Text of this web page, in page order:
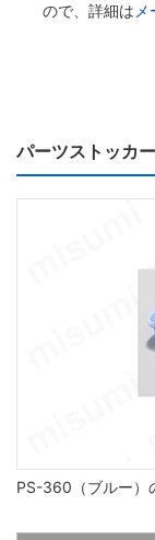
ので、詳細は
パーツストッカ
PS-360（ブルー）